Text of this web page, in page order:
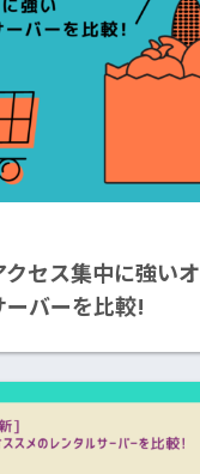
クセス集中に強いオ
バーを比較!